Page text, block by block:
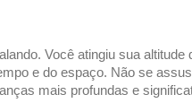
Você atingiu sua
e do espaço. Não se
mais profundas e